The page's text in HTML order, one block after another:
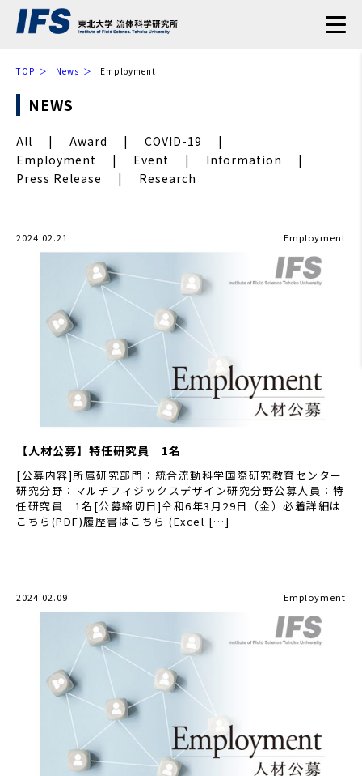
TOP News Employment
NEWS
All Award
COVID-19
Employment
Event
Information
Press Release
Research
2024.02.21 Employment
【人材公募】特任研究員 1名
[公募内容]所属研究部門：統合流動科学国際研究教育センター
研究分野：マルチフィジックスデザイン研究分野公募人員：特
任研究員 1名[公募締切日]令和6年3月29日（金）必着詳細は
こちら(PDF)履歴書はこちら (Excel […]
2024.02.09 Employment